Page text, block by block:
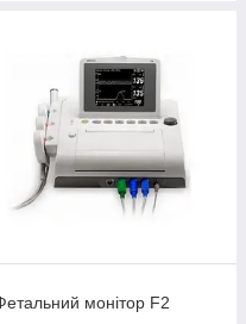
монітор F2